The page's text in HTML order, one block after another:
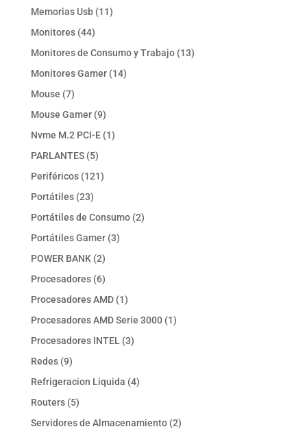
Memorias Usb 1111
Monitores 4444
productos
Monitores de Consumo y Trabajo 1313
Monitores Gamer 1414
Mouse 77
productos
Mouse Gamer 99
productos
Nvme M.2 PCI-E 11
PARLANTES 55
productos
Periféricos 121121
Portátiles 2323
productos
Portátiles de Consumo 22
Portátiles Gamer 33
POWER BANK 22
productos
Procesadores 66
productos
Procesadores AMD 11
producto
Procesadores AMD Serie 3000 11
Procesadores INTEL 33
Redes 99
productos
Refrigeracion Liquida 44
Routers 55
productos
Servidores de Almacenamiento 22